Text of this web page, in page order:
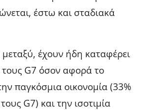
έστω και σταδιακά
μεταξύ, έχουν ήδη καταφέρει
G7 όσον αφορά το
παγκόσμια οικονομία (33%
G7) και την ισοτιμία